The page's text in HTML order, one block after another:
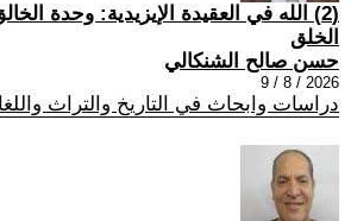
(2) الله في العقيدة الإيزيدية: وحدة
الخلق
حسن صالح الشنكالي
2026 / 8 / 9
دراسات وابحاث في التاريخ والتراث